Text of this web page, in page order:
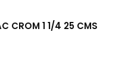
CROM 1 1/4 25 CMS